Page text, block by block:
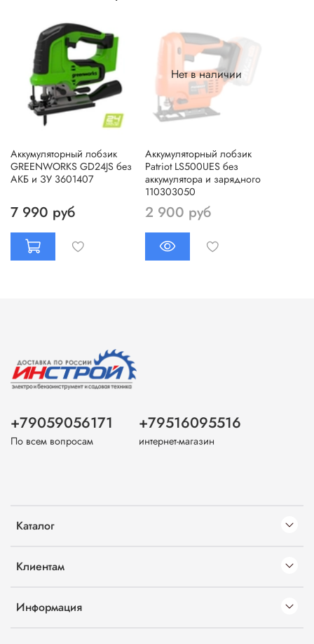
Аккумуляторный лобзик
GREENWORKS GD24JS без
АКБ и ЗУ 3601407
7 990 руб
Нет в наличии
Аккумуляторный лобзик
Patriot LS500UES без
аккумулятора и зарядного
110303050
2 900 руб
Каталог
Клиентам
Информация
+79059056171
По всем вопросам
+79516095516
интернет-магазин